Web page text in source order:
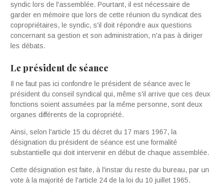
syndic lors de l'assemblée. Pourtant, il est nécessaire de
garder en mémoire que lors de cette réunion du syndicat des
copropriétaires, le syndic, s'il doit répondre aux questions
concernant sa gestion et son administra­tion, n'a pas à diriger
les débats.
Le président de séance
Il ne faut pas ici confondre le président de séance avec le
président du conseil syndical qui, même s'il arrive que ces deux
fonctions soient assumées par la même personne, sont deux
organes différents de la copropriété.
Ainsi, selon l'article 15 du décret du 17 mars 1967, la
désignation du président de séance est une for­malité
substantielle qui doit intervenir en début de chaque assemblée.
Cette désignation est faite, à l'instar du reste du bureau, par un
vote à la majorité de l'article 24 de la loi du 10 juillet 1965.